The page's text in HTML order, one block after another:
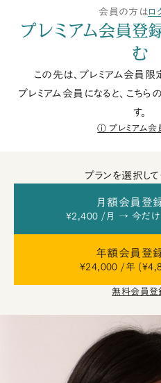
会員の方はロ
プレミアム会員登
む
この先は、プレミアム会員限
プレミアム会員になると、こち
す。
プレミアム会
プランを選択して
月額会員登
¥2,400 /月 → 今だけ
年額会員登
¥24,000 /年
無料会員登